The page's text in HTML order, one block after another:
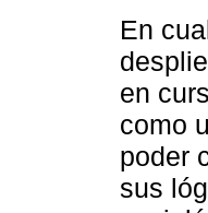
En
en
como
poder
sus